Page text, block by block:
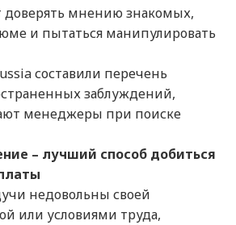
доверять мнению знакомых,
и пытаться манипулировать
составили перечень
заблуждений,
менеджеры при поиске
– лучший способ добиться
недовольны своей
или условиями труда,